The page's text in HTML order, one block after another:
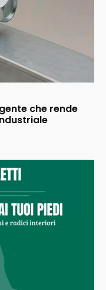
che rende